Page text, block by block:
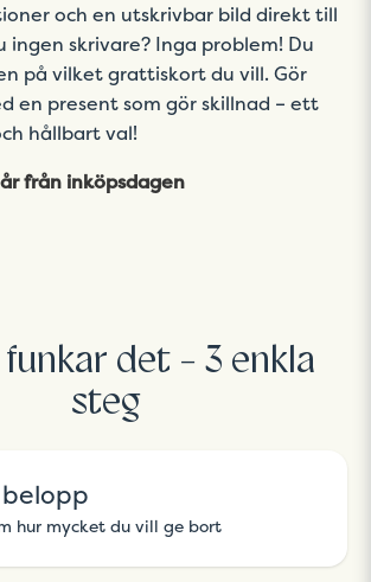
och en utskrivbar bild direkt till
ingen skrivare? Inga problem! Du
på vilket grattiskort du vill. Gör
en present som gör skillnad – ett
hållbart val!
från inköpsdagen
funkar det - 3 enkla
steg
hur mycket du vill ge bort